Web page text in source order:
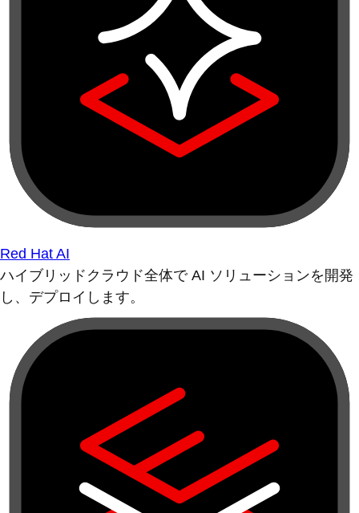
Red Hat AI
ハイブリッドクラウド全体で AI ソリューションを開発
し、デプロイします。